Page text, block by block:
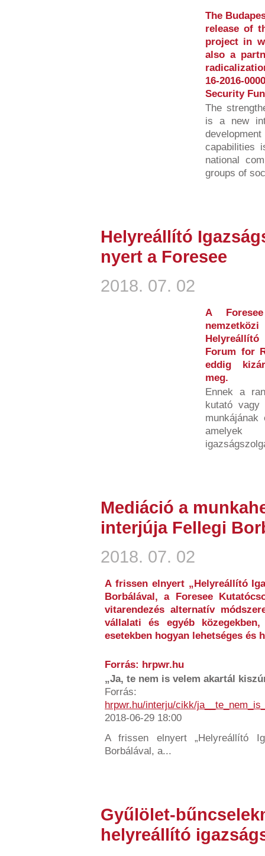
The
release of
project in
also a
16-2016-
Security
The
is a new
capabilities
national
groups of
Helyreállító
nyert a Foresee
2018. 07. 02
A
Forum for
eddig
meg.
Ennek a
kutató vagy
amelyek
Mediáció a
interjúja Fellegi
2018. 07. 02
A frissen elnyert „Helyreállító
Borbálával, a Foresee
vitarendezés alternatív
vállalati és egyéb
esetekben hogyan lehetséges és
Forrás: hrpwr.hu
„Ja, te nem is velem akartál
Forrás:
hrpwr.hu/interju/cikk/
2018-06-29 18:00
A frissen elnyert „Helyreállító
Borbálával, a...
Gyűlölet-
helyreállító